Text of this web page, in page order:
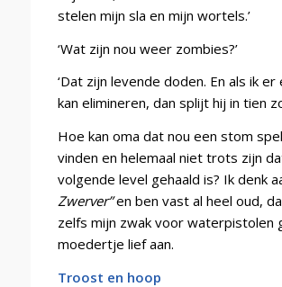
stelen mijn sla en mijn wortels.’
‘Wat zijn nou weer zombies?’
‘Dat zijn levende doden. En als ik er
kan elimineren, dan splijt hij in tien
Hoe kan oma dat nou een stom
vinden en helemaal niet trots zijn
volgende level gehaald is? Ik denk
Zwerver”en ben vast al heel oud,
zelfs mijn zwak voor waterpistolen
moedertje lief aan.
Troost en hoop